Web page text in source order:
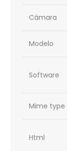
Cámara
Modelo
Software
Mime type
Html